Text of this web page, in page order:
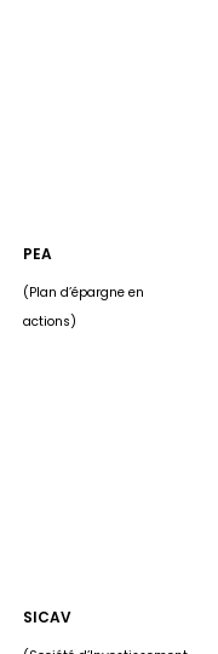
PEA
(Plan d’épargne en
actions)
SICAV